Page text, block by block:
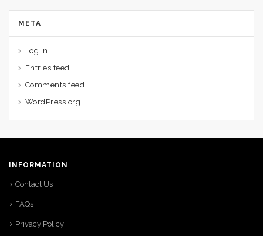
META
Log in
Entries feed
Comments feed
WordPress.org
INFORMATION
Contact Us
FAQs
Privacy Policy